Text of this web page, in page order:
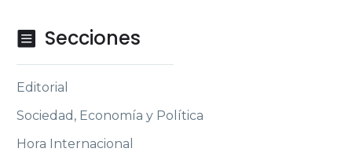
 Secciones
Editorial
Sociedad, Economía y Política
Hora Internacional